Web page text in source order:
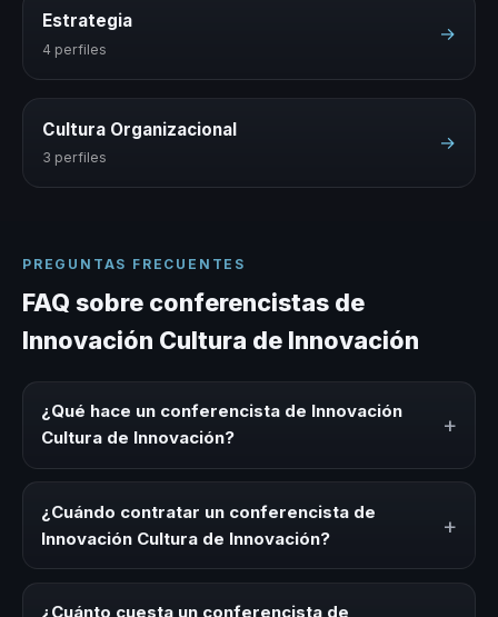
Estrategia
4 perfiles
→
Cultura Organizacional
3 perfiles
→
PREGUNTAS FRECUENTES
FAQ sobre conferencistas de
Innovación Cultura de Innovación
¿Qué hace un conferencista de Innovación
Cultura de Innovación?
+
un experto que comparte conocimiento, estrategias y
experiencias sobre este tema en eventos corporativos,
convenciones y seminarios. Su objetivo es generar
reflexión, inspiración y herramientas aplicables para la
¿Cuándo contratar un conferencista de
Innovación Cultura de Innovación?
+
de Innovación para kick-offs, convenciones anuales,
¿Cuánto cuesta un conferencista de